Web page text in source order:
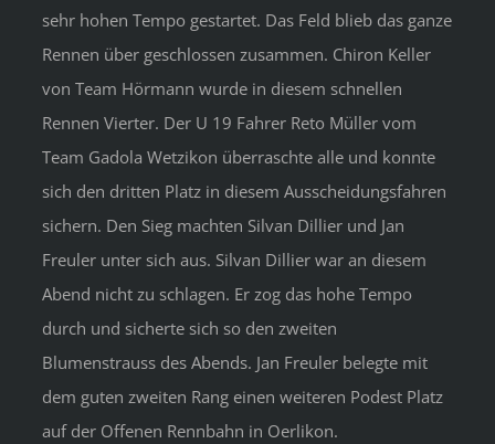
sehr hohen Tempo gestartet. Das Feld blieb das ganze
Rennen über geschlossen zusammen. Chiron Keller
von Team Hörmann wurde in diesem schnellen
Rennen Vierter. Der U 19 Fahrer Reto Müller vom
Team Gadola Wetzikon überraschte alle und konnte
sich den dritten Platz in diesem Ausscheidungsfahren
sichern. Den Sieg machten Silvan Dillier und Jan
Freuler unter sich aus. Silvan Dillier war an diesem
Abend nicht zu schlagen. Er zog das hohe Tempo
durch und sicherte sich so den zweiten
Blumenstrauss des Abends. Jan Freuler belegte mit
dem guten zweiten Rang einen weiteren Podest Platz
auf der Offenen Rennbahn in Oerlikon.